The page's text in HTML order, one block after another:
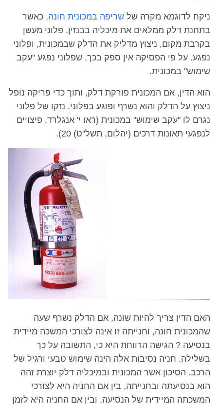
ניקח לדוגמא מקרה של שריפה במכונית חונה, כאשר
בתחנת דלק ממלאים את מיכליה בבנזין. פלוני מעשן
בקרבת מקום, ניצוץ מדליק את הדלק שבמכונית, ופלוני
נפגע. על פי הפסיקה אין ספק בכך, שפלוני נפגע "עקב
שימוש" במכונית.
הוא הדין, אם המכונית פורקת דלק, ותוך כדי פריקה נופל
ניצוץ על הדלק והוא נשרף ופוגע בפלוני. נזקו של פלוני
נגרם לו "עקב שימוש" במכונית (ראו י' אנגלרד, פיצויים
לנפגעי תאונות דרכים (יהלום, תשל"ט) 20).
האם הדין צריך להיות שונה, אם הדלק נשרף שעה
שהמכונית חונה, וחנייתה זו אינה לצורכי המשכה מיידית
בנסיעה ? הגישה הרווחת היא כי, התשובה על כך
בשלילה. חניה נסיבות אלה הינה שימוש טבעי ורגיל של
הרכב. הסיכון אשר המכונית ובמיכליה דלק יוצרת זהה
הוא בנסיעתה ובחנייתה, בין אם החניה היא לצורכי
המשכתה המיידית של הנסיעה, ובין אם החניה היא לזמן